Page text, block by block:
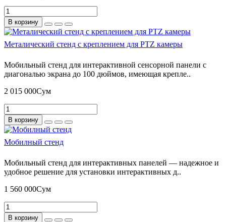
В корзину
Металический стенд с креплением для PTZ камеры
Мобильный стенд для интерактивной сенсорной панели с
диагональю экрана до 100 дюймов, имеющая крепле..
2 015 000Сум
В корзину
Мобилный стенд
Мобильный стенд для интерактивных панелей — надежное и
удобное решение для установки интерактивных д..
1 560 000Сум
В корзину